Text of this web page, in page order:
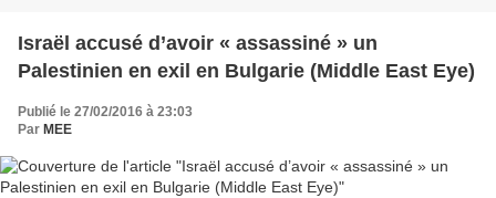
Israël accusé d’avoir « assassiné » un
Palestinien en exil en Bulgarie (Middle East Eye)
Publié le 27/02/2016 à 23:03
Par MEE